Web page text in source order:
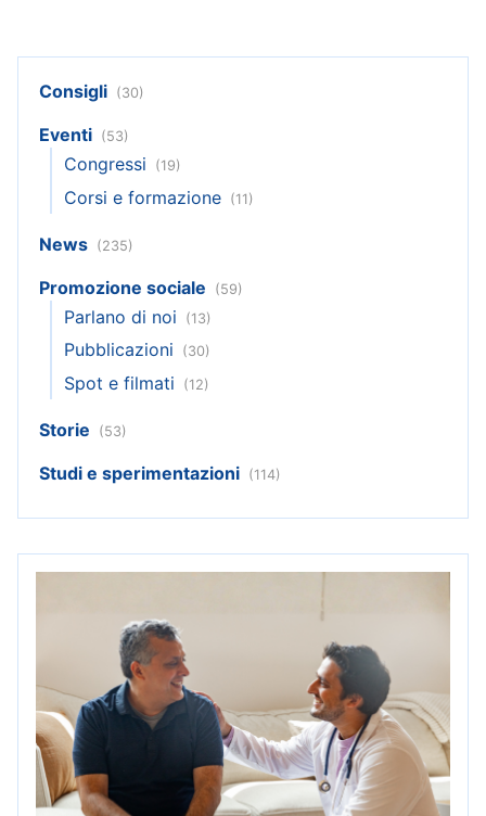
Consigli (30)
Eventi (53)
Congressi (19)
Corsi e formazione (11)
News (235)
Promozione sociale (59)
Parlano di noi (13)
Pubblicazioni (30)
Spot e filmati (12)
Storie (53)
Studi e sperimentazioni (114)